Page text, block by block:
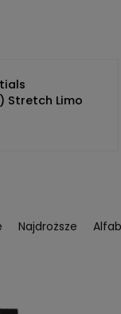
Stretch Limo
Najdroższe